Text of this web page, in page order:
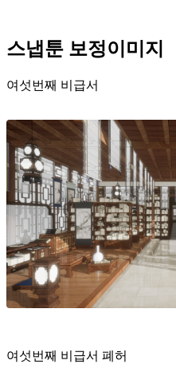
스냅툰 보정이미지
여섯번째 비급서
여섯번째 비급서 폐허